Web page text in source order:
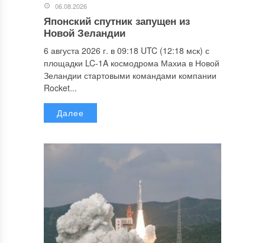
06.08.2026
Японский спутник запущен из
Новой Зеландии
6 августа 2026 г. в 09:18 UTC (12:18 мск) с
площадки LC-1A космодрома Махиа в Новой
Зеландии стартовыми командами компании
Rocket...
Далее